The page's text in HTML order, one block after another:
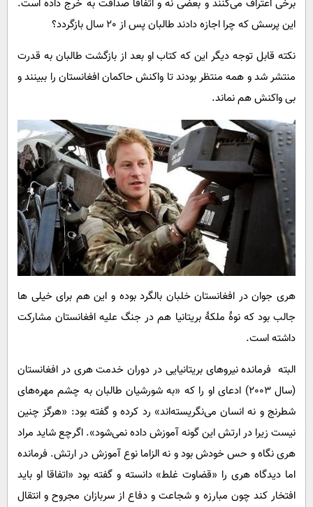
برخی اعتراف می‌کنند و بعضی نه و اتفاقا صداقت به خرج داده است.
این پرسش که چرا اجازه دادند طالبان پس از 20 سال بازگردد؟
نکته قابل توجه دیگر این که کتاب او بعد از بازگشت طالبان به قدرت
منتشر شد و همه منتظر بودند تا واکنش حاکمان افغانستان را ببینند و
بی واکنش هم نماند.
هری جوان در افغانستان خلبان بالگرد بوده و این هم برای خیلی ها
جالب بود که نوۀ ملکۀ بریتانیا هم در جنگ علیه افغانستان مشارکت
داشته است.
البته فرمانده نیروهای بریتانیایی در دوران خدمت هری در افغانستان
(سال 2003) ادعای او را که «به شورشیان طالبان به چشم مهره‌های
شطرنج و نه انسان می‌نگریسته‌اند» رد کرده و گفته بود: «هرگز چنین
نیست زیرا در ارتش این گونه آموزش داده نمی‌شود». اگرچع شاید مراد
هری نگاه و حس خودش بود و نه الزاما نوع آموزش در ارتش. فرمانده
اما دیدگاه هری را «قضاوت غلط‌» دانسته و گفته بود «اتفاقا او باید
افتخار کند چون مبارزه و شجاعت و دفاع از سربازان مجروح و انتقال